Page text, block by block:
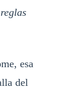
esa
del